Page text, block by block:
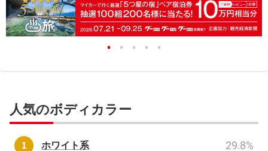
人気のボディカラー
ホワイト系 29.8%